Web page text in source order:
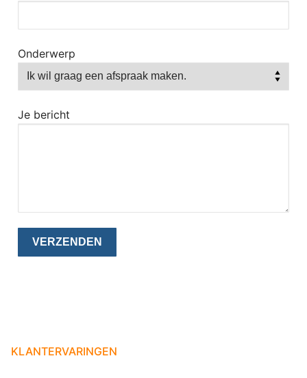
Onderwerp
Je bericht
KLANTERVARINGEN